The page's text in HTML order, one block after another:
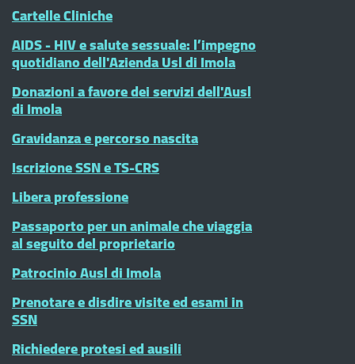
Cartelle Cliniche
AIDS - HIV e salute sessuale: l’impegno
quotidiano dell'Azienda Usl di Imola
Donazioni a favore dei servizi dell'Ausl
di Imola
Gravidanza e percorso nascita
Iscrizione SSN e TS-CRS
Libera professione
Passaporto per un animale che viaggia
al seguito del proprietario
Patrocinio Ausl di Imola
Prenotare e disdire visite ed esami in
SSN
Richiedere protesi ed ausili